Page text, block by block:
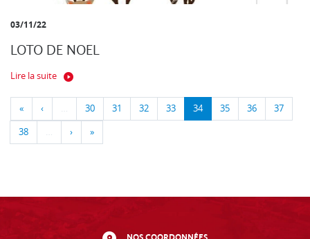
03/11/22
LOTO DE NOEL
Lire la suite
« ‹ … 30 31 32 33 34 35 36 37
38 … › »